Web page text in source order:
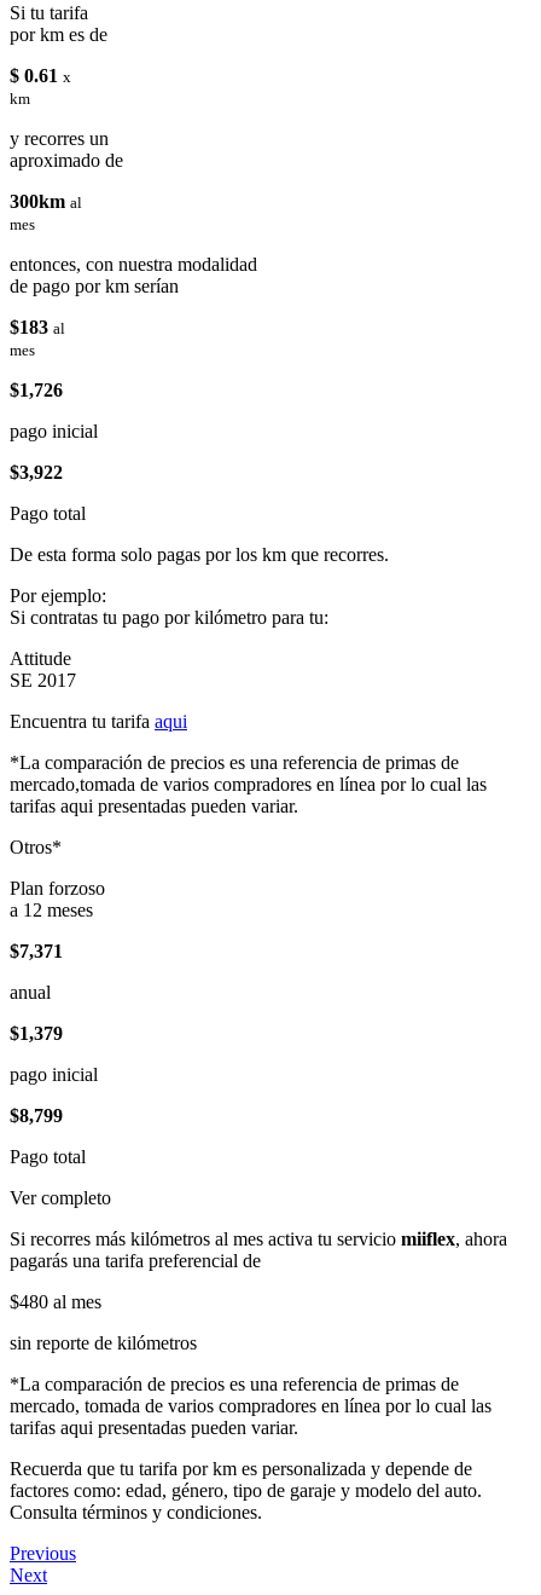
Si tu tarifa
por km es de
$ 0.61 x
km
y recorres un
aproximado de
300km al
mes
entonces, con nuestra modalidad
de pago por km serían
$183 al
mes
$1,726
pago inicial
$3,922
Pago total
De esta forma solo pagas por los km que recorres.
Por ejemplo:
Si contratas tu pago por kilómetro para tu:
Attitude
SE 2017
Encuentra tu tarifa aqui
*La comparación de precios es una referencia de primas de
mercado,tomada de varios compradores en línea por lo cual las
tarifas aqui presentadas pueden variar.
Otros*
Plan forzoso
a 12 meses
$7,371
anual
$1,379
pago inicial
$8,799
Pago total
Ver completo
Si recorres más kilómetros al mes activa tu servicio miiflex, ahora
pagarás una tarifa preferencial de
$480 al mes
sin reporte de kilómetros
*La comparación de precios es una referencia de primas de
mercado, tomada de varios compradores en línea por lo cual las
tarifas aqui presentadas pueden variar.
Recuerda que tu tarifa por km es personalizada y depende de
factores como: edad, género, tipo de garaje y modelo del auto.
Consulta términos y condiciones.
Previous
Next